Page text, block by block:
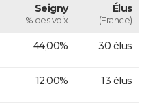
Seigny
% des voix
Élus
(France)
44,00% 30 élus
12,00% 13 élus